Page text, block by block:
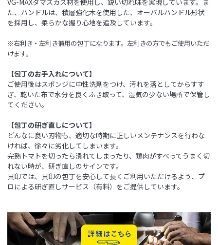
VG-MAXダマスカス材を使用し、鋭い切れ味を実現しています。ま
た、ハンドルは、積層強化木を使用した、オーバルハンドル形状
を採用し、柔らかな握り心地を追及しています。
※右利き・左利き兼用の包丁になります。左利きの方でもご使用いただ
けます。
【包丁のお手入れについて】
ご使用後はスポンジに中性洗剤をつけ、汚れを落としてからすす
ぎ、乾いた布で水分を良くふき取って、湿気の少ない場所で保管し
てください。
【包丁の研ぎ直しについて】
どんなに良い刃物も、適切な時期に正しいメンテナンスを行わな
ければ、徐々に劣化してしまいます。
完熟トマトを切ったら潰れてしまったり、鶏肉がすべってうまく切
れない時が、研ぎ直しのサインです。
貝印では、貝印の包丁を安心して長くご利用いただけるよう、プ
ロによる研ぎ直しサービス（有料）をご提供しています。